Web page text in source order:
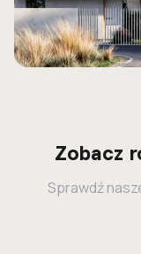
Zobacz
Sprawdź